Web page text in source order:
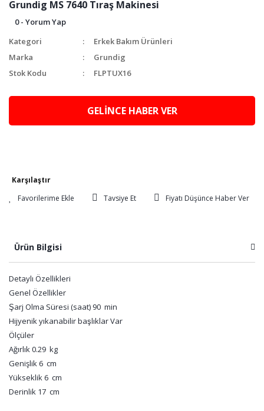
Grundig MS 7640 Tıraş Makinesi
0 - Yorum Yap
Kategori
Erkek Bakım Ürünleri
Marka
Grundig
Stok Kodu
FLPTUX16
GELİNCE HABER VER
Karşılaştır
Tavsiye Et
Fiyatı Düşünce Haber Ver
Ürün Bilgisi
Detaylı Özellikleri
Genel Özellikler
Şarj Olma Süresi (saat) 90 min
Hijyenik yıkanabilir başlıklar Var
Ölçüler
Ağırlık 0.29 kg
Genişlik 6 cm
Yükseklik 6 cm
Derinlik 17 cm